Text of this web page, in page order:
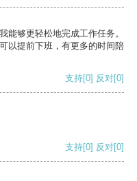
能够更轻松地完成工作任务。
以提前下班，有更多的时间陪
支持[0] 反对[0]
支持[0] 反对[0]